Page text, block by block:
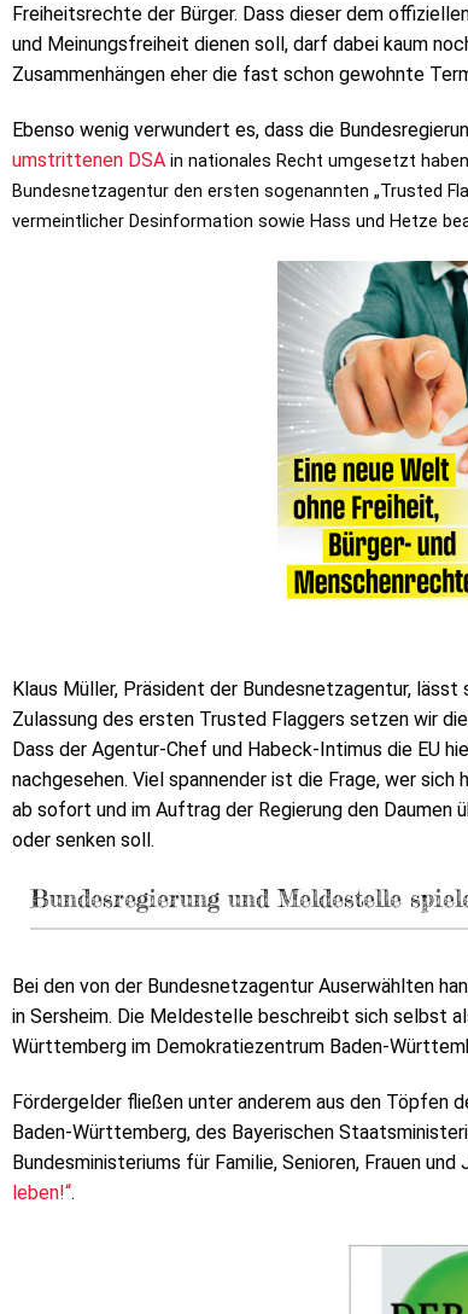
Freiheitsrechte der Bürger. Dass dieser dem
und Meinungsfreiheit dienen soll, darf dabei kaum
Zusammenhängen eher die fast schon gewohnte
Ebenso wenig verwundert es, dass die
umstrittenen DSA in nationales Recht umgesetzt
Bundesnetzagentur den ersten sogenannten „Trusted
vermeintlicher Desinformation sowie Hass und Hetze
Klaus Müller, Präsident der Bundesnetzagentur,
Zulassung des ersten Trusted Flaggers setzen wir
Dass der Agentur-Chef und Habeck-Intimus die EU
nachgesehen. Viel spannender ist die Frage, wer
ab sofort und im Auftrag der Regierung den Daumen
oder senken soll.
Bundesregierung und Meldestelle
Bei den von der Bundesnetzagentur Auserwählten
in Sersheim. Die Meldestelle beschreibt sich selbst
Württemberg im Demokratiezentrum Baden-
Fördergelder fließen unter anderem aus den Töpfen
Baden-Württemberg, des Bayerischen
Bundesministeriums für Familie, Senioren, Frauen und
leben!“.